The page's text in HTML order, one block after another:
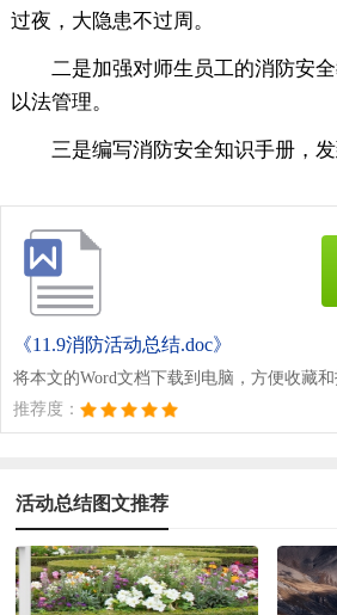
过夜，大隐患不过周。
二是加强对师生员工的消防安
以法管理。
三是编写消防安全知识手册，发
《11.9消防活动总结.doc》
将本文的Word文档下载到电脑，方便收藏
推荐度：
活动总结图文推荐